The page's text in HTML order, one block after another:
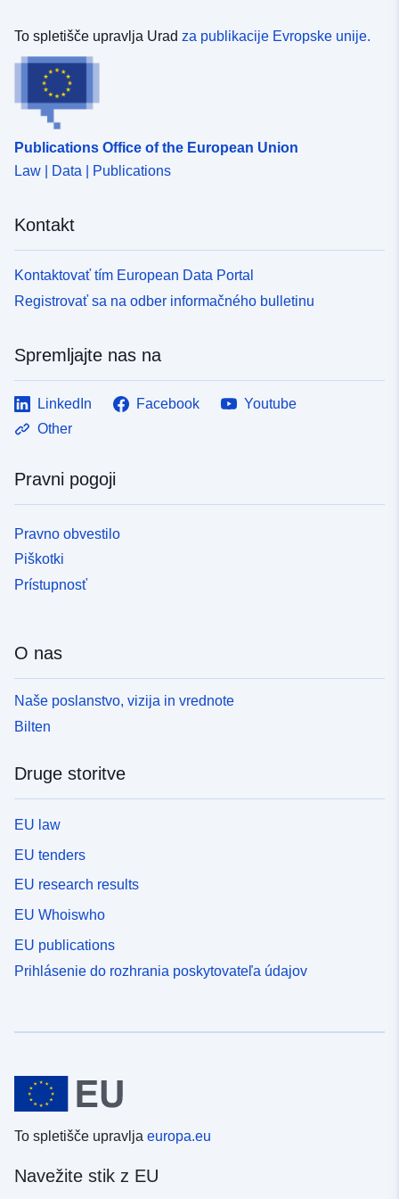
To spletišče upravlja Urad za publikacije Evropske unije.
Publications Office of the European Union
Law | Data | Publications
Kontakt
Kontaktovať tím European Data Portal
Registrovať sa na odber informačného bulletinu
Spremljajte nas na
LinkedIn Facebook
Youtube
Other
Pravni pogoji
Pravno obvestilo
Piškotki
Prístupnosť
O nas
Naše poslanstvo, vizija in vrednote
Bilten
Druge storitve
EU law
EU tenders
EU research results
EU Whoiswho
EU publications
Prihlásenie do rozhrania poskytovateľa údajov
To spletišče upravlja europa.eu
Navežite stik z EU